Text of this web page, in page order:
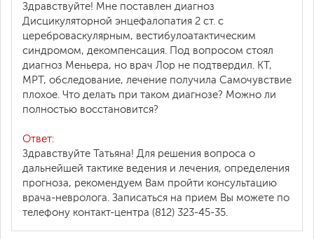
Здравствуйте! Мне поставлен диагноз
Дисцикуляторной энцефалопатия 2 ст. с
цереброваскулярным, вестибулоатактическим
синдромом, декомпенсация. Под вопросом стоял
диагноз Меньера, но врач Лор не подтвердил. КТ,
МРТ, обследование, лечение получила Самочувствие
плохое. Что делать при таком диагнозе? Можно ли
полностью восстановится?
Ответ:
Здравствуйте Татьяна! Для решения вопроса о
дальнейшей тактике ведения и лечения, определения
прогноза, рекомендуем Вам пройти консультацию
врача-невролога. Записаться на прием Вы можете по
телефону контакт-центра (812) 323-45-35.